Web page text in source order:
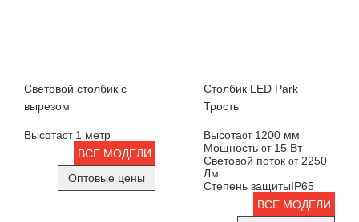
Световой столбик с
вырезом
Высотаот 1 метр
ВСЕ МОДЕЛИ
Оптовые цены
Столбик LED Park
Трость
Высотаот 1200 мм
Мощность от 15 Вт
Световой поток от 2250
Лм
Степень защитыIP65
ВСЕ МОДЕЛИ